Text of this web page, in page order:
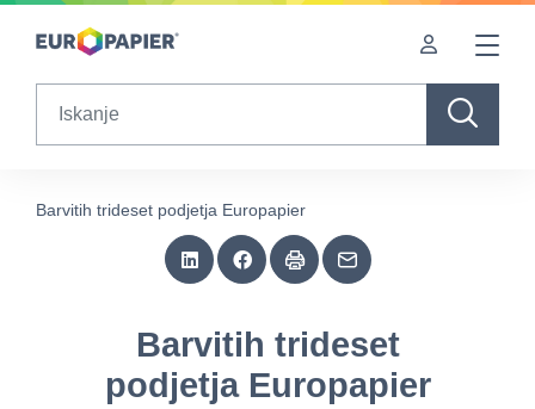
Table Of Content
Barvitih trideset podjetja Europapier
Barvitih trideset podjetja Europapier
Barvitih trideset
podjetja Europapier